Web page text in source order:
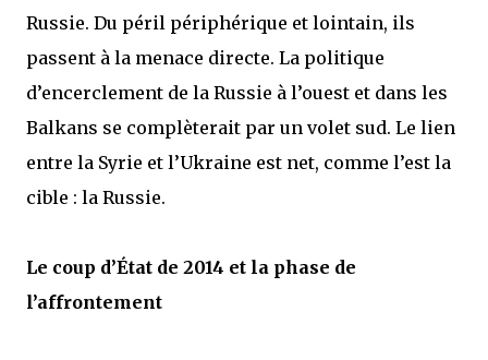
Russie. Du péril périphérique et lointain, ils
passent à la menace directe. La politique
d’encerclement de la Russie à l’ouest et dans les
Balkans se complèterait par un volet sud. Le lien
entre la Syrie et l’Ukraine est net, comme l’est la
cible : la Russie.
Le coup d’État de 2014 et la phase de
l’affrontement